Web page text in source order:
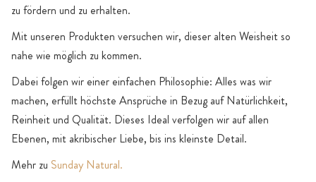
zu fördern und zu erhalten.
Mit unseren Produkten versuchen wir, dieser alten Weisheit so
nahe wie möglich zu kommen.
Dabei folgen wir einer einfachen Philosophie: Alles was wir
machen, erfüllt höchste Ansprüche in Bezug auf Natürlichkeit,
Reinheit und Qualität. Dieses Ideal verfolgen wir auf allen
Ebenen, mit akribischer Liebe, bis ins kleinste Detail.
Mehr zu Sunday Natural.